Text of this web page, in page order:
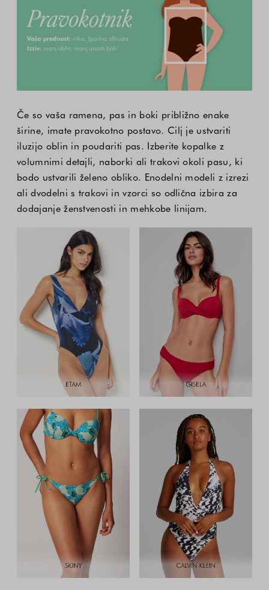
Če so vaša ramena, pas in boki približno enake
širine, imate pravokotno postavo. Cilj je ustvariti
iluzijo oblin in poudariti pas. Izberite kopalke z
volumnimi detajli, naborki ali trakovi okoli pasu, ki
bodo ustvarili želeno obliko. Enodelni modeli z izrezi
ali dvodelni s trakovi in vzorci so odlična izbira za
dodajanje ženstvenosti in mehkobe linijam.